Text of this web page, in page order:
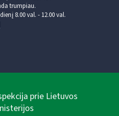
trumpiau.
8.00 val. - 12.00 val.
prie Lietuvos